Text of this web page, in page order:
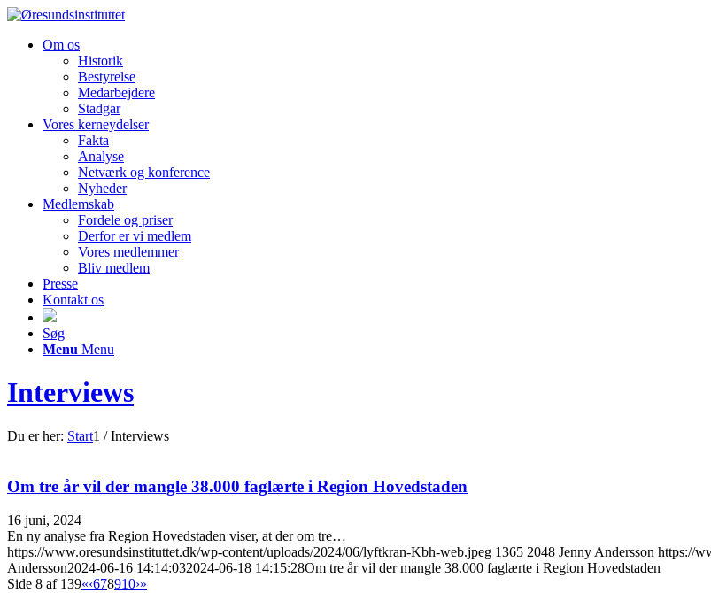
Om os
Historik
Bestyrelse
Medarbejdere
Stadgar
Vores kerneydelser
Fakta
Analyse
Netværk og konference
Nyheder
Medlemskab
Fordele og priser
Derfor er vi medlem
Vores medlemmer
Bliv medlem
Presse
Kontakt os
Søg
Menu Menu
Interviews
Du er her: Start1 / Interviews
Om tre år vil der mangle 38.000 faglærte i Region Hovedstaden
16 juni, 2024
En ny analyse fra Region Hovedstaden viser, at der om tre…
https://www.oresundsinstituttet.dk/wp-content/uploads/2024/06/lyftkran-Kbh-web.jpeg 1365 2048 Jenny Andersson https://
Andersson2024-06-16 14:14:032024-06-18 14:15:28Om tre år vil der mangle 38.000 faglærte i Region Hovedstaden
Side 8 af 139«‹678910›»